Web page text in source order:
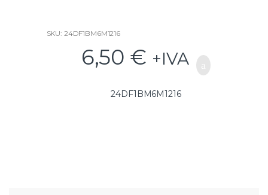
SKU: 24DF1BM6M1216
6,50 € +IVA
24DF1BM6M1216